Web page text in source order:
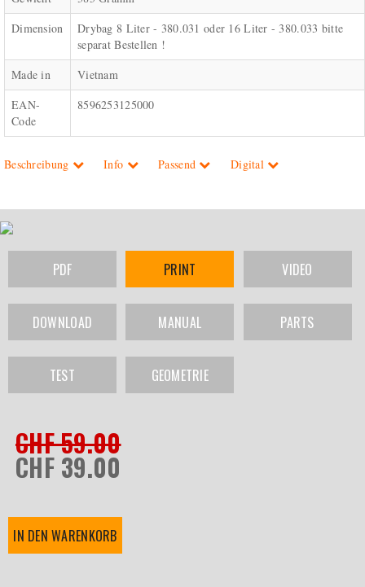
Dimension
Drybag 8 Liter - 380.031 oder 16 Liter - 380.033 bitte
separat Bestellen !
Made in
Vietnam
EAN-
Code
8596253125000
Beschreibung Info Passend Digital
PDF PRINT VIDEO
DOWNLOAD MANUAL PARTS
TEST GEOMETRIE
CHF 59.00
CHF 39.00
IN DEN WARENKORB